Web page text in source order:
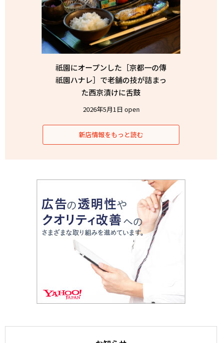
祇園にオープンした［京都一の傳
祇園ハナレ］で老舗の技が詰まっ
た西京漬けに舌鼓
2026年5月1日 open
新店情報をもっと読む